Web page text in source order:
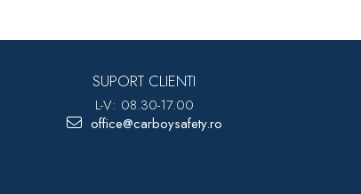
SUPORT CLIENTI
L-V: 08.30-17.00
office@carboysafety.ro